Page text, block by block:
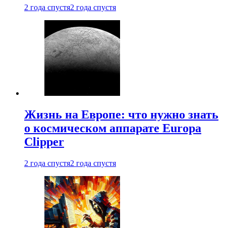
2 года спустя2 года спустя
Жизнь на Европе: что нужно знать
о космическом аппарате Europa
Clipper
2 года спустя2 года спустя